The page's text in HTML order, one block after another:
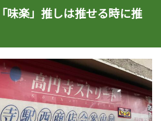
味楽」推しは推せる時に推